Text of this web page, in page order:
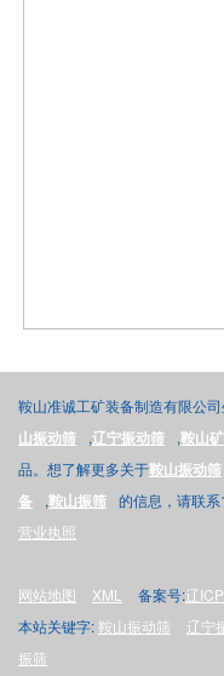
鞍山准诚工矿装备制造有限公
山振动筛
,辽宁振动筛 ,鞍山
品。想了解更多关于鞍山振动筛
备
,鞍山振筛 的信息，请联
营业执照
网站地图 XML 备案号:辽
本站关键字: 鞍山振动筛 辽宁
振筛